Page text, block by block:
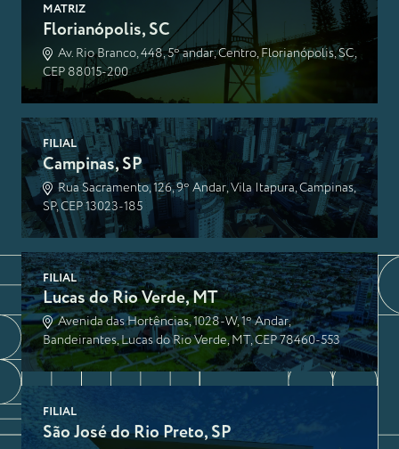
MATRIZ
Florianópolis, SC
Av. Rio Branco, 448, 5º andar, Centro, Florianópolis, SC,
CEP 88015-200
FILIAL
Campinas, SP
Rua Sacramento, 126, 9º Andar, Vila Itapura, Campinas,
SP, CEP 13023-185
FILIAL
Lucas do Rio Verde, MT
Avenida das Hortências, 1028-W, 1º Andar,
Bandeirantes, Lucas do Rio Verde, MT, CEP 78460-553
FILIAL
São José do Rio Preto, SP